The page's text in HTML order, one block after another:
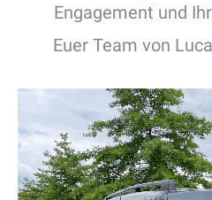
Engagement und
Euer Team von